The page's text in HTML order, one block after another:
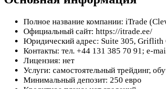
Полное название компании: iTrade
Официальный сайт: https://itrade.ee/
Юридический адрес: Suite 305, Griflith
Контакты: тел. +44 131 385 70 91; e-
Лицензия: нет
Услуги: самостоятельный трейдинг,
Минимальный депозит: 250 евро